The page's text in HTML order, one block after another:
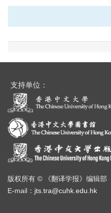
支持单位：
版权所有 © 《翻译学报》编辑部
E-mail： jts.tra@cuhk.edu.hk